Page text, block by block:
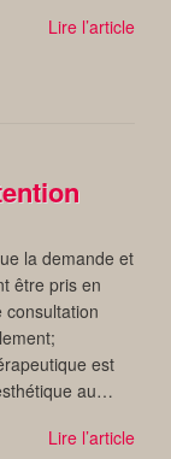
Lire l’article
la demande et
être pris en
consultation
est
au…
Lire l’article